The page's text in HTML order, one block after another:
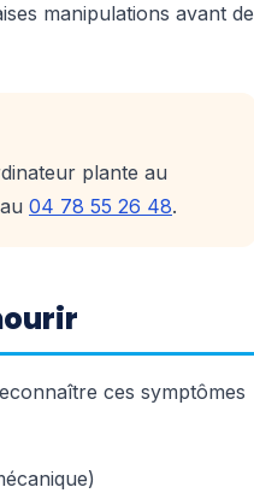
manipulations avant de
plante au
04 78 55 26 48.
ces symptômes